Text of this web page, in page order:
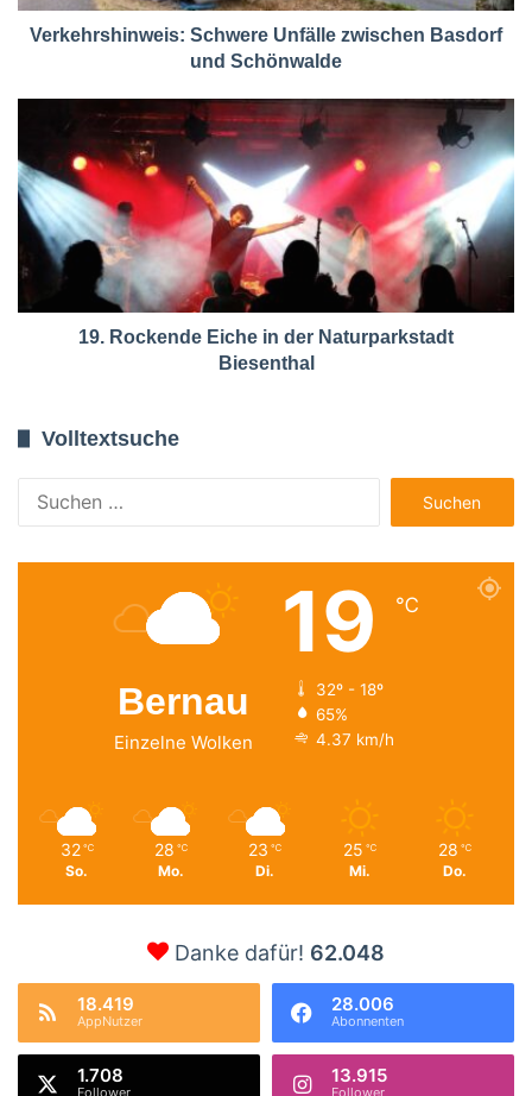
Verkehrshinweis: Schwere Unfälle zwischen Basdorf
und Schönwalde
19. Rockende Eiche in der Naturparkstadt
Biesenthal
Volltextsuche
nach:
Bernau
Einzelne Wolken
19 ℃
32º - 18º
65%
4.37 km/h
32 ℃
So.
28 ℃
Mo.
23 ℃
Di.
25 ℃
Mi.
28 ℃
Do.
Danke dafür! 62.048
18.419
AppNutzer
28.006
Abonnenten
1.708
Follower
13.915
Follower